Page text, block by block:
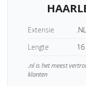
Extensie
.NL
Lengte
.nl is het meest
klanten